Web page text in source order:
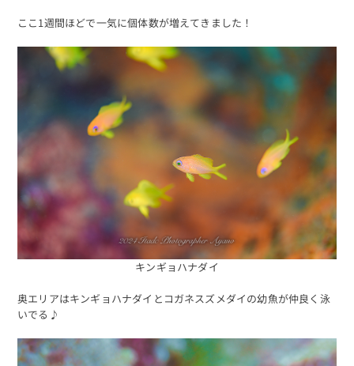
ここ1週間ほどで一気に個体数が増えてきました！
キンギョハナダイ
奥エリアはキンギョハナダイとコガネスズメダイの幼魚が仲良く泳
いでる♪